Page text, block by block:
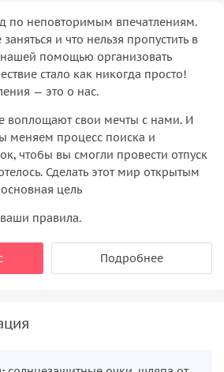
по неповторимым впечатлениям.
и что нельзя пропустить в
нашей помощью организовать
стало как никогда просто!
— это о нас.
воплощают свои мечты с нами. И
меняем процесс поиска и
чтобы вы смогли провести отпуск
Сделать этот мир открытым
цель
правила.
Подробнее